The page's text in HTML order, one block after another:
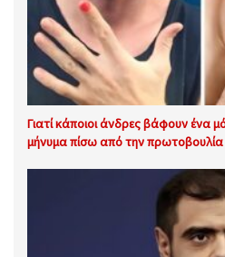
Γιατί κάποιοι άνδρες βάφουν ένα
μήνυμα πίσω από την πρωτοβουλία